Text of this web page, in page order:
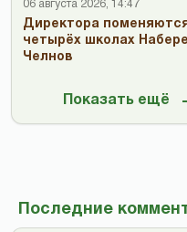
06 августа 2026, 14:47
Директора
четырёх школах
Челнов
Показать ещё
Последние